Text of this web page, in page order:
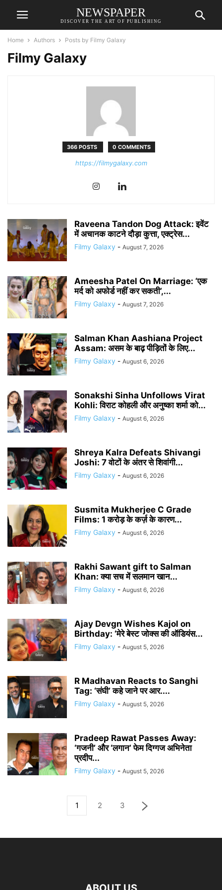
NEWSPAPER
DISCOVER THE ART OF PUBLISHING
Home Authors Posts by Filmy Galaxy
Filmy Galaxy
366 POSTS 0 COMMENTS
https://filmygalaxy.com
Raveena Tandon Dog Attack: इवेंट
में अचानक काटने दौड़ा कुत्ता, एक्ट्रेस...
Filmy Galaxy - August 7, 2026
Ameesha Patel On Marriage: ‘एक
मर्द को अफोर्ड नहीं कर सकती’,...
Filmy Galaxy - August 7, 2026
Salman Khan Aashiana Project
Assam: असम के बाढ़ पीड़ितों के लिए...
Filmy Galaxy - August 6, 2026
Sonakshi Sinha Unfollows Virat
Kohli: विराट कोहली और अनुष्का शर्मा को...
Filmy Galaxy - August 6, 2026
Shreya Kalra Defeats Shivangi
Joshi: 7 वोटों के अंतर से शिवांगी...
Filmy Galaxy - August 6, 2026
Susmita Mukherjee C Grade
Films: 1 करोड़ के कर्ज़ के कारण...
Filmy Galaxy - August 6, 2026
Rakhi Sawant gift to Salman
Khan: क्या सच में सलमान खान...
Filmy Galaxy - August 6, 2026
Ajay Devgn Wishes Kajol on
Birthday: ‘मेरे बेस्ट जोक्स की ऑडियंस...
Filmy Galaxy - August 5, 2026
R Madhavan Reacts to Sanghi
Tag: ‘संघी’ कहे जाने पर आर....
Filmy Galaxy - August 5, 2026
Pradeep Rawat Passes Away:
‘गजनी’ और ‘लगान’ फेम दिग्गज अभिनेता
प्रदीप...
Filmy Galaxy - August 5, 2026
1 2 3